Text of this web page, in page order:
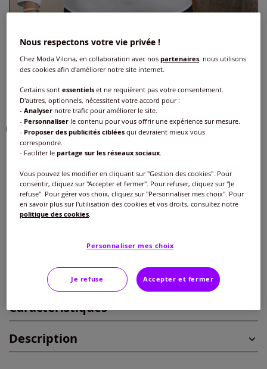
Chemisier pur coton
Réf : 132.107.067 5/5-
Couleur :blanc
Taille :
Veuillez sélectionner une taille
40 -En stock
En stock
48 -En stock
Guide des tailles
Caractéristiques
Description
Nous respectons votre vie privée !
Chez Moda Vilona, en collaboration avec nospartenaires, nous utilisons
des cookies afin d'améliorer notre site internet.
Certains sontessentiels et ne requièrent pas votre consentement.
D'autres, optionnels, nécessitent votre accord pour :
-Analyser notre trafic pour améliorer le site.
- Personnaliser le contenu pour vous offrir une expérience sur mesure.
- Proposer des publicités ciblées qui devraient mieux vous
correspondre.
- Faciliter lepartage sur les réseaux sociaux
Vous pouvez les modifier en cliquant sur "Gestion des cookies". Pour
consentir, cliquez sur "Accepter et fermer". Pour refuser, cliquez sur "Je
refuse". Pour gérer vos choix, cliquez sur "Personnaliser mes choix". Pour
en savoir plus sur l'utilisation des cookies et vos droits, consultez notre
politique des cookies
Personnaliser mes choix
Je refuse Accepter et fermer